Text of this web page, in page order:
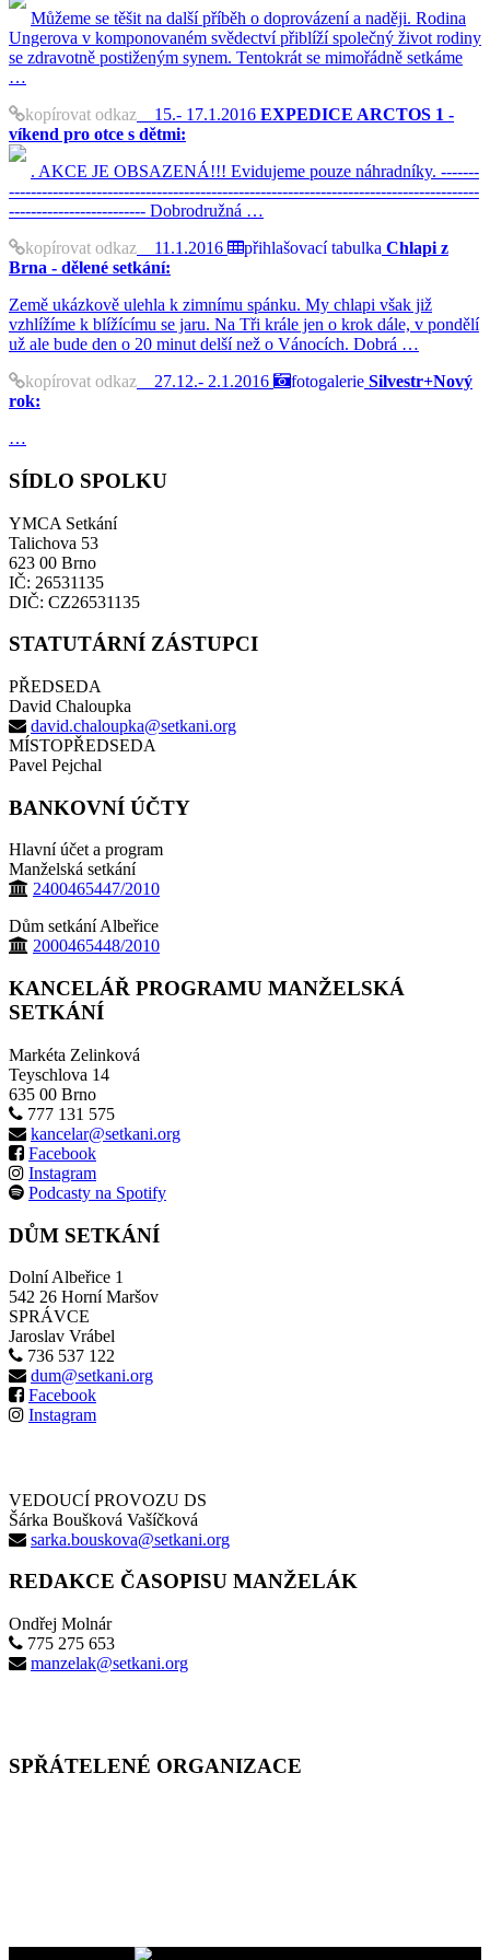
Můžeme se těšit na další příběh o doprovázení a naději. Rodina
Ungerova v komponovaném svědectví přiblíží společný život rodiny
se zdravotně postiženým synem. Tentokrát se mimořádně setkáme
…
kopírovat odkaz 15.- 17.1.2016 EXPEDICE ARCTOS 1 -
víkend pro otce s dětmi:
. AKCE JE OBSAZENÁ!!! Evidujeme pouze náhradníky. -------
--------------------------------------------------------------------------------------
------------------------- Dobrodružná …
kopírovat odkaz 11.1.2016 přihlašovací tabulka Chlapi z
Brna - dělené setkání:
Země ukázkově ulehla k zimnímu spánku. My chlapi však již
vzhlížíme k blížícímu se jaru. Na Tři krále jen o krok dále, v pondělí
už ale bude den o 20 minut delší než o Vánocích. Dobrá …
kopírovat odkaz 27.12.- 2.1.2016 fotogalerie Silvestr+Nový
rok:
…
SÍDLO SPOLKU
YMCA Setkání
Talichova 53
623 00 Brno
IČ: 26531135
DIČ: CZ26531135
STATUTÁRNÍ ZÁSTUPCI
PŘEDSEDA
David Chaloupka
david.chaloupka@setkani.org
MÍSTOPŘEDSEDA
Pavel Pejchal
BANKOVNÍ ÚČTY
Hlavní účet a program
Manželská setkání
2400465447/2010
Dům setkání Albeřice
2000465448/2010
KANCELÁŘ PROGRAMU MANŽELSKÁ
SETKÁNÍ
Markéta Zelinková
Teyschlova 14
635 00 Brno
777 131 575
kancelar@setkani.org
Facebook
Instagram
Podcasty na Spotify
DŮM SETKÁNÍ
Dolní Albeřice 1
542 26 Horní Maršov
SPRÁVCE
Jaroslav Vrábel
736 537 122
dum@setkani.org
Facebook
Instagram
VEDOUCÍ PROVOZU DS
Šárka Boušková Vašíčková
sarka.bouskova@setkani.org
REDAKCE ČASOPISU MANŽELÁK
Ondřej Molnár
775 275 653
manzelak@setkani.org
SPŘÁTELENÉ ORGANIZACE